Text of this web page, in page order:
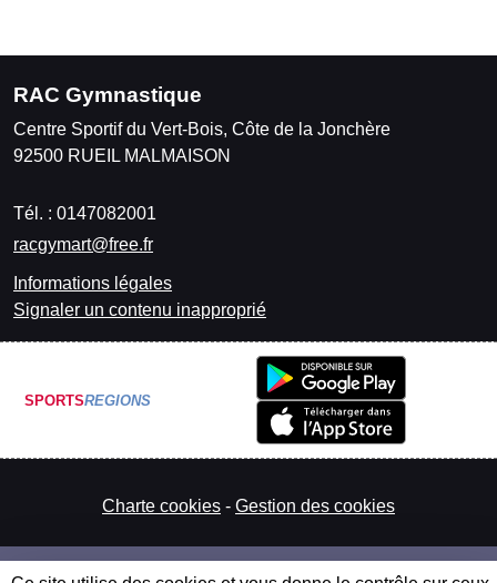
RAC Gymnastique
Centre Sportif du Vert-Bois, Côte de la Jonchère
92500 RUEIL MALMAISON
Tél. : 0147082001
racgymart@free.fr
Informations légales
Signaler un contenu inapproprié
SPORTSREGIONS
Charte cookies Gestion des cookies